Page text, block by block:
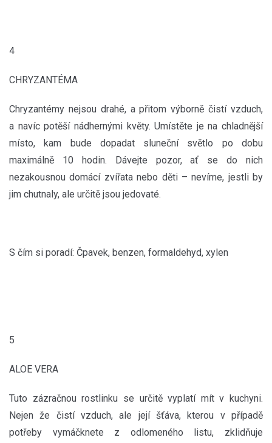
4
CHRYZANTÉMA
Chryzantémy nejsou drahé, a přitom výborně čistí vzduch,
a navíc potěší nádhernými květy. Umístěte je na chladnější
místo, kam bude dopadat sluneční světlo po dobu
maximálně 10 hodin. Dávejte pozor, ať se do nich
nezakousnou domácí zvířata nebo děti – nevíme, jestli by
jim chutnaly, ale určitě jsou jedovaté.
S čím si poradí: Čpavek, benzen, formaldehyd, xylen
5
ALOE VERA
Tuto zázračnou rostlinku se určitě vyplatí mít v kuchyni.
Nejen že čistí vzduch, ale její šťáva, kterou v případě
potřeby vymáčknete z odlomeného listu, zklidňuje